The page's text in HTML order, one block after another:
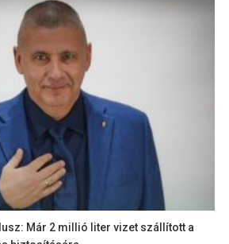
Már 2 millió liter vizet szállított a